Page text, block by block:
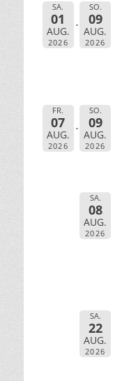
SA.
01
AUG.
2026
SO.
09
AUG.
2026
FR.
07
AUG.
2026
SO.
09
AUG.
2026
SA.
08
AUG.
2026
SA.
22
AUG.
2026